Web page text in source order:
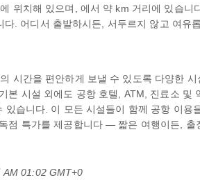
위치해 있으며, 에서 약 km 거리에 있습
. 어디서 출발하시든, 서두르지 않고 여유
시간을 편안하게 보낼 수 있도록 다양한
본 시설 외에도 공항 호텔, ATM, 진료소
있습니다. 이 모든 시설들이 함께 공항 이
점 특가를 제공합니다 — 짧은 여행이든,
01:02 GMT+0